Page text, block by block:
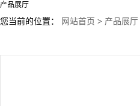
产品展厅
您当前的位置： 网站首页 > 产品展厅